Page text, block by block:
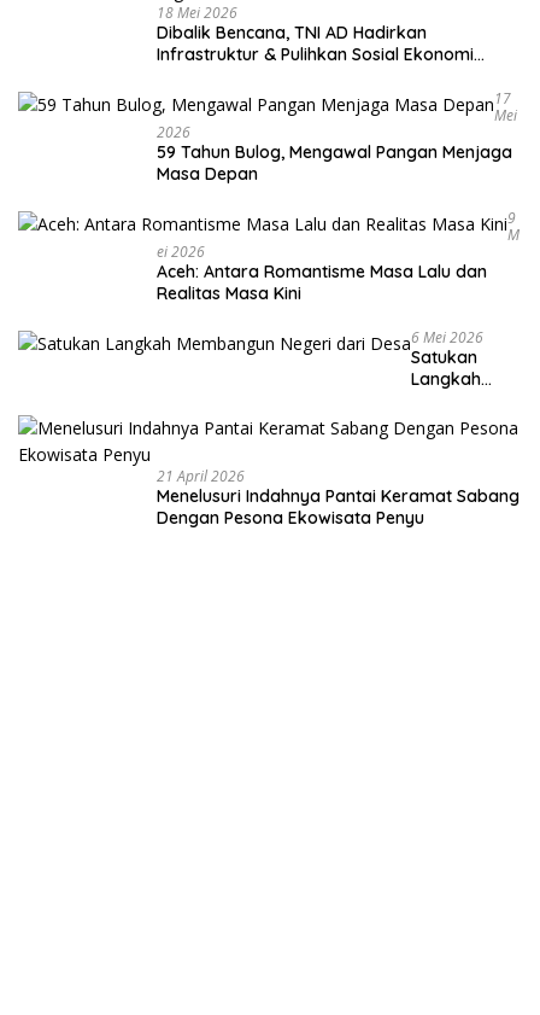
18 Mei 2026
Dibalik Bencana, TNI AD Hadirkan
Infrastruktur & Pulihkan Sosial Ekonomi
17
Mei
2026
59 Tahun Bulog, Mengawal Pangan Menjaga
Masa Depan
9
M
Ei 2026
Aceh: Antara Romantisme Masa Lalu dan
Realitas Masa Kini
6 Mei 2026
Satukan
Langkah
Negeri dari
Desa
21 April 2026
Menelusuri Indahnya Pantai Keramat Sabang
Dengan Pesona Ekowisata Penyu